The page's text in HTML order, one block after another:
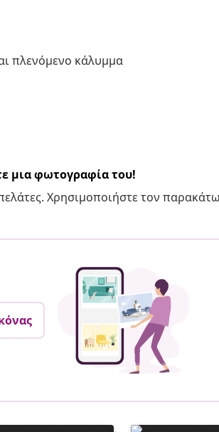
πλενόμενο κάλυμμα
μια φωτογραφία του!
Χρησιμοποιήστε τον